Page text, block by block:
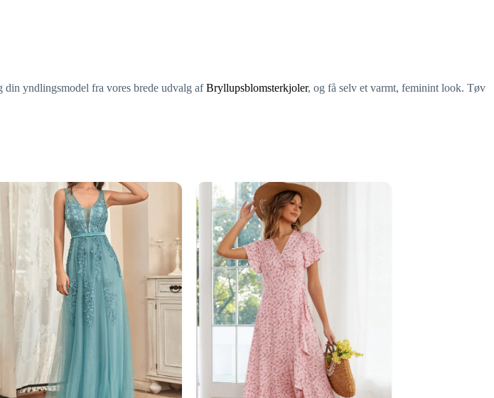
yndlingsmodel fra vores brede udvalg afBryllupsblomsterkjoler, og få selv et varmt, feminint look. Tøv